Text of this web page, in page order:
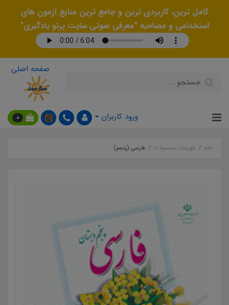
کامل ترین، کاربردی ترین و جامع ترین منابع آزمون های
استخدامی و مصاحبه "معرفی صوتی سایت پرتو یادگیری"
صفحه اصلی
ورود کاربران 0
خانه فهرست محصولات فارسی (پنجم)